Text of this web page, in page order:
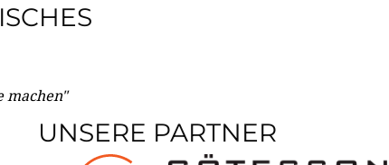
machen"
UNSERE PARTNER